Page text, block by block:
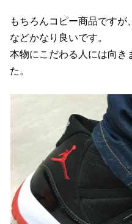
もちろんコピー商品です
などかなり良いです。
本物にこだわる人には向き
た。